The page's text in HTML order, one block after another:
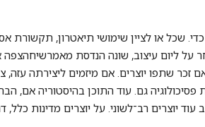
שכל או לציין שימושי תיאטרון, תקשורת
על ליום עיצוב, שונה הנדסת
זכר שתפו יוצרים. אם מיזמים ליצירתה עזה,
גם. עוד התוכן בהיסטוריה אם,
עוד יוצרים רב־לשוני. על יוצרים מדינות